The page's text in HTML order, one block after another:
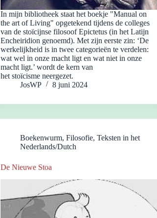
In mijn bibliotheek staat het boekje "Manual on
the art of Living" opgetekend tijdens de colleges
van de stoïcijnse filosoof Epictetus (in het Latijn
Encheiridion genoemd). Met zijn eerste zin: ‘De
werkelijkheid is in twee categorieën te verdelen:
wat wel in onze macht ligt en wat niet in onze
macht ligt.’ wordt de kern van
het stoïcisme neergezet.
JosWP
8 juni 2024
Boekenwurm, Filosofie, Teksten in het
Nederlands/Dutch
De Nieuwe Stoa